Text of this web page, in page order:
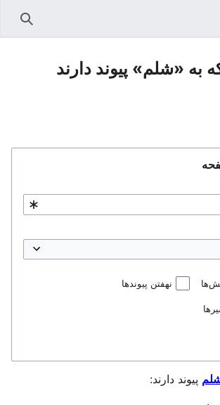
به «شلم» پیوند دارند
نهفتن پیوندها
پیوند دارند: